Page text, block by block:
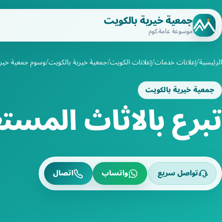
جمعية خيرية بالكويت
موسوعة عامة.كوم
الرئيسية إعلانات خدمات إعلانات الكويت جمعية خيرية بالكويت وسوم جمعية
جمعية خيرية بالكويت
تبرع بالاثاث
تواصل سريع واتساب اتصال